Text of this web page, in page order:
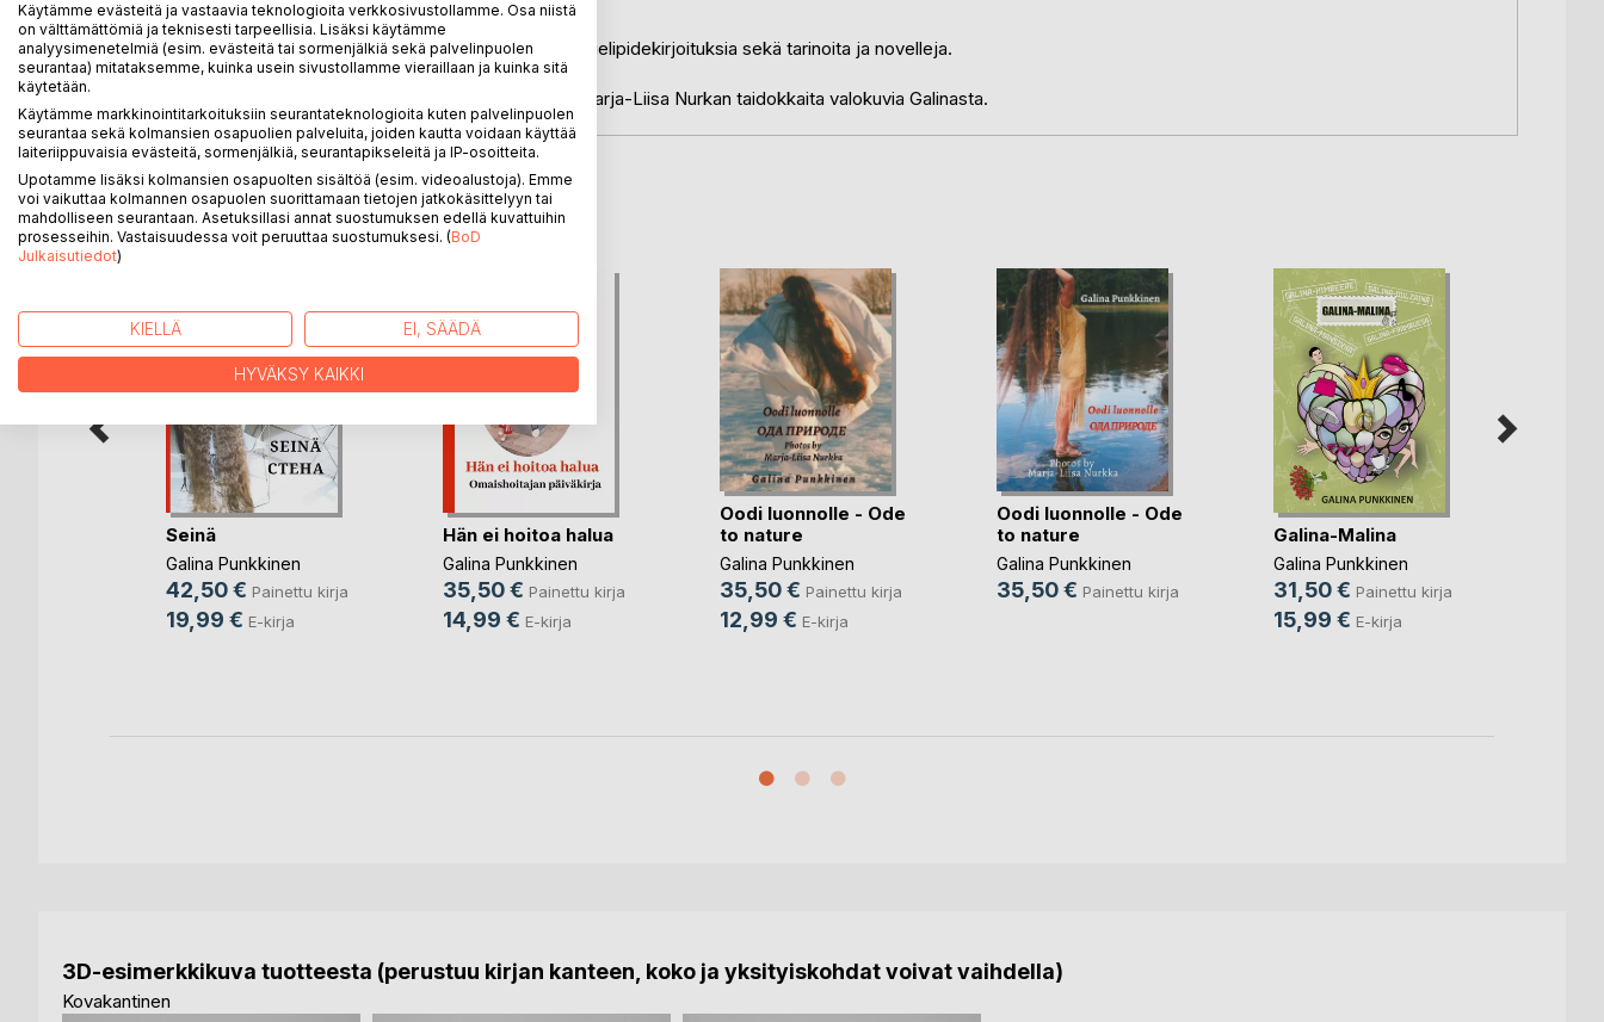
Kirjaan on koottu myös Galinan kirjoittamia lehtijuttuja ja mielipidekirjoituksia sekä tarinoita ja novelleja.
Kirjassa on myös runsaasti valokuvia vuosien varrelta ja Marja-Liisa Nurkan taidokkaita valokuvia Galinasta.
LISÄÄ KIRJOJA BoD:LLA
Seinä
Galina Punkkinen
42,50 € Painettu kirja
19,99 € E-kirja
Hän ei hoitoa halua
Galina Punkkinen
35,50 € Painettu kirja
14,99 € E-kirja
Oodi luonnolle - Ode
to nature
Galina Punkkinen
35,50 € Painettu kirja
12,99 € E-kirja
Oodi luonnolle - Ode
to nature
Galina Punkkinen
35,50 € Painettu kirja
Galina-Malina
Galina Punkkinen
31,50 € Painettu kirja
15,99 € E-kirja
3D-esimerkkikuva tuotteesta (perustuu kirjan kanteen, koko ja yksityiskohdat voivat vaihdella)
Kovakantinen
Käytämme evästeitä ja vastaavia teknologioita verkkosivustollamme. Osa niistä
on välttämättömiä ja teknisesti tarpeellisia. Lisäksi käytämme
analyysimenetelmiä (esim. evästeitä tai sormenjälkiä sekä palvelinpuolen
seurantaa) mitataksemme, kuinka usein sivustollamme vieraillaan ja kuinka sitä
käytetään.
Käytämme markkinointitarkoituksiin seurantateknologioita kuten palvelinpuolen
seurantaa sekä kolmansien osapuolien palveluita, joiden kautta voidaan käyttää
laiteriippuvaisia evästeitä, sormenjälkiä, seurantapikseleitä ja IP-osoitteita.
Upotamme lisäksi kolmansien osapuolten sisältöä (esim. videoalustoja). Emme
voi vaikuttaa kolmannen osapuolen suorittamaan tietojen jatkokäsittelyyn tai
mahdolliseen seurantaan. Asetuksillasi annat suostumuksen edellä kuvattuihin
prosesseihin. Vastaisuudessa voit peruuttaa suostumuksesi. (BoD
Julkaisutiedot)
KIELLÄ EI, SÄÄDÄ
HYVÄKSY KAIKKI